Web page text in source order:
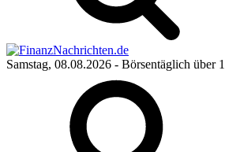
Samstag, 08.08.2026 - Börsentäglich über